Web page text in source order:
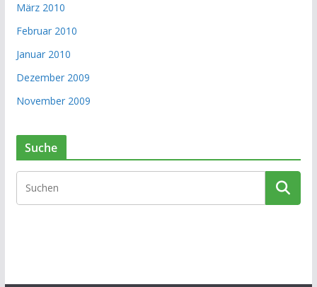
März 2010
Februar 2010
Januar 2010
Dezember 2009
November 2009
Suche